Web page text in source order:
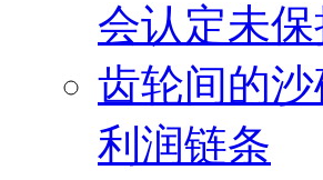
会认定未
齿轮间的
利润链条